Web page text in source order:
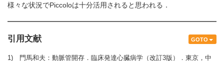
様々な状況でPiccoloは十分活用されると思われる．
GOTO
引用文献
1) 門馬和夫：動脈管開存．臨床発達心臓病学（改訂3版）．東京，中